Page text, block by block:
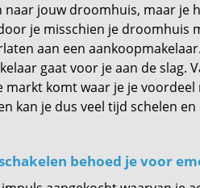
jouw droomhuis, maar je
je misschien je droomhuis
aan een
gaat voor je aan de slag.
markt komt waar je je voordeel
kan je dus veel tijd schelen
behoed je voor